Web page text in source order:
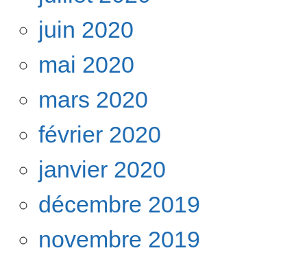
juin 2020
mai 2020
mars 2020
février 2020
janvier 2020
décembre 2019
novembre 2019